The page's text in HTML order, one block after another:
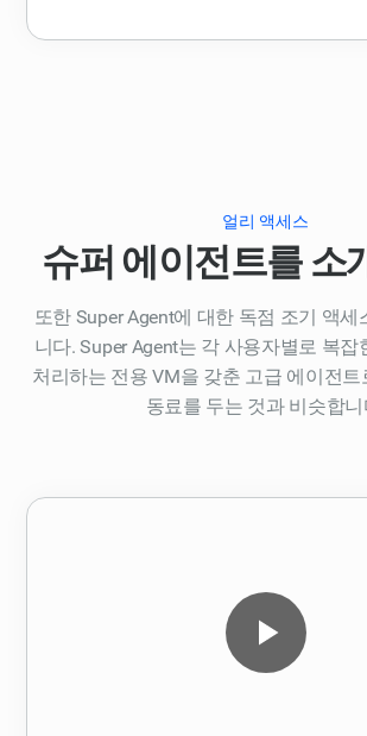
얼리 액세스
슈퍼 에이전트를 소
또한 Super Agent에 대한 독점 조기 액
니다. Super Agent는 각 사용자별로 복
처리하는 전용 VM을 갖춘 고급 에이전트
동료를 두는 것과 비슷합니